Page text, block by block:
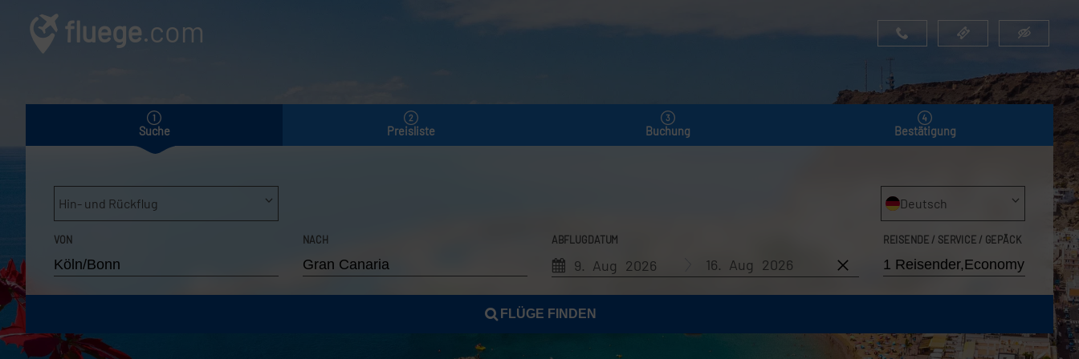
fluege.com
Suche Preisliste Buchung Bestätigung
Hin- und Rückflug Deutsch
VON NACH ABFLUGDATUM
9. Aug 2026 16. Aug 2026
REISENDE / SERVICE / GEPÄCK
FLÜGE FINDEN